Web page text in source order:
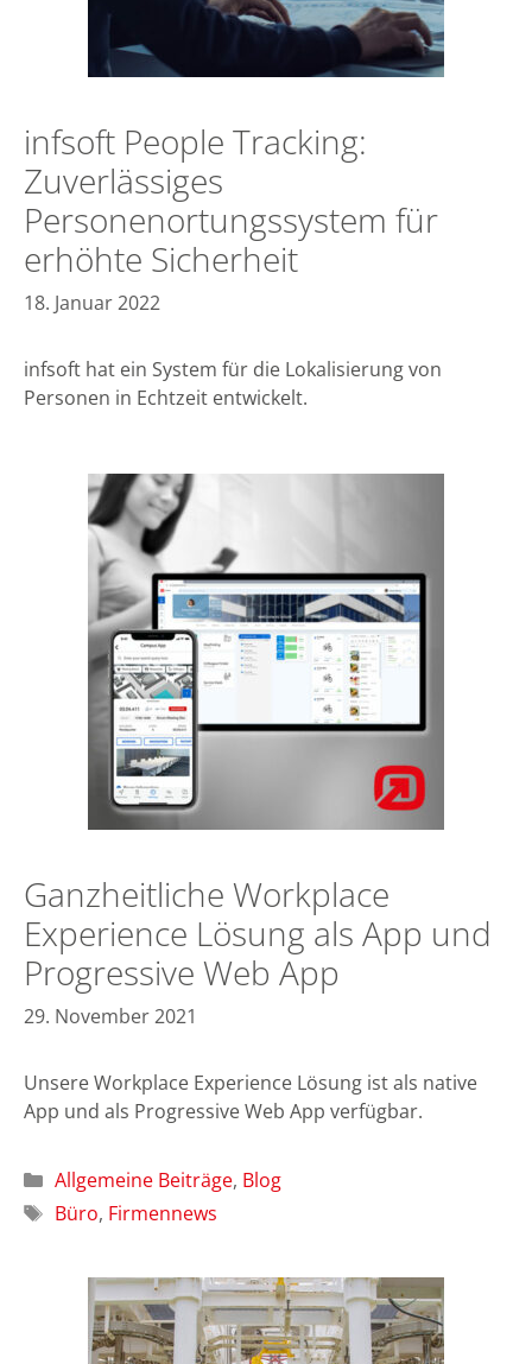
infsoft People Tracking:
Zuverlässiges
Personenortungssystem für
erhöhte Sicherheit
18. Januar 2022
infsoft hat ein System für die Lokalisierung von
Personen in Echtzeit entwickelt.
Ganzheitliche Workplace
Experience Lösung als App und
Progressive Web App
29. November 2021
Unsere Workplace Experience Lösung ist als native
App und als Progressive Web App verfügbar.
Kategorien
Allgemeine Beiträge, Blog
Schlagwörter
Büro, Firmennews